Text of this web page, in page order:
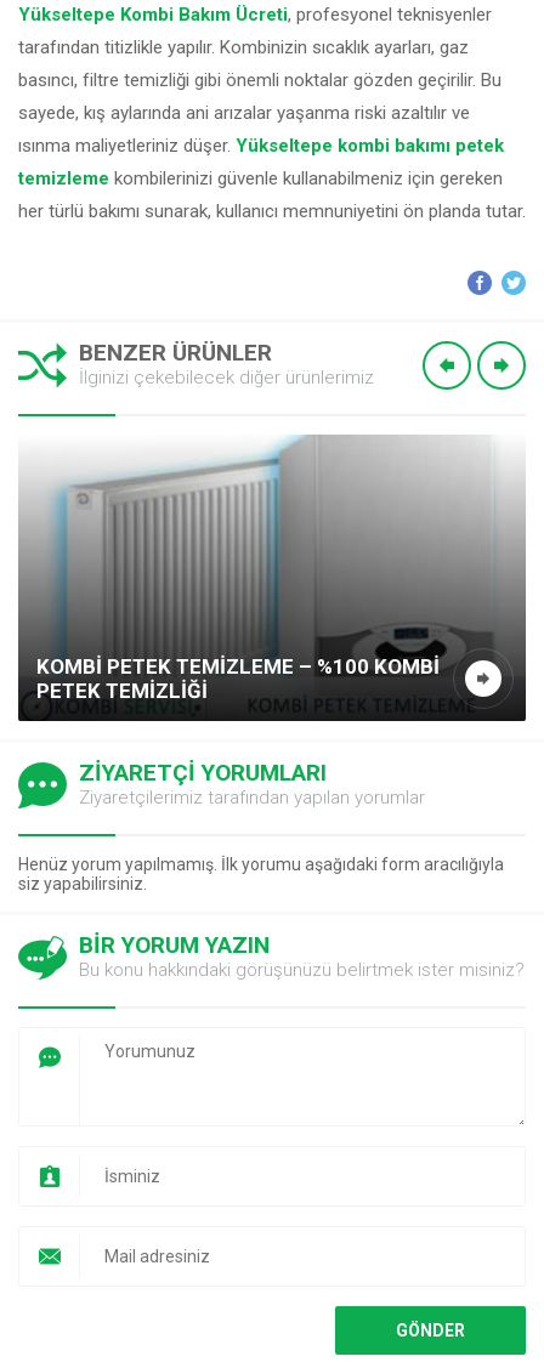
Yükseltepe Kombi Bakım Ücreti, profesyonel teknisyenler
tarafından titizlikle yapılır. Kombinizin sıcaklık ayarları, gaz
basıncı, filtre temizliği gibi önemli noktalar gözden geçirilir. Bu
sayede, kış aylarında ani arızalar yaşanma riski azaltılır ve
ısınma maliyetleriniz düşer. Yükseltepe kombi bakımı petek
temizleme kombilerinizi güvenle kullanabilmeniz için gereken
her türlü bakımı sunarak, kullanıcı memnuniyetini ön planda tutar.
BENZER ÜRÜNLER
İlginizi çekebilecek diğer ürünlerimiz
KOMBI PETEK TEMIZLEME – %100 KOMBI
PETEK TEMIZLIĞI
ZİYARETÇİ YORUMLARI
Ziyaretçilerimiz tarafından yapılan yorumlar
Henüz yorum yapılmamış. İlk yorumu aşağıdaki form aracılığıyla
siz yapabilirsiniz.
BİR YORUM YAZIN
Bu konu hakkındaki görüşünüzü belirtmek ister misiniz?